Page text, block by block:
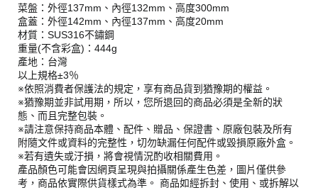
菜盤：外徑137mm、內徑132mm、高度300mm
盒蓋：外徑142mm、內徑137mm、高度20mm
材質：SUS316不鏽鋼
重量(不含彩盒)：444g
產地：台灣
以上規格±3％
※依照消費者保護法的規定，享有商品貨到猶豫期的權益。
※猶豫期並非試用期，所以，您所退回的商品必須是全新的狀
態、而且完整包裝。
※請注意保持商品本體、配件、贈品、保證書、原廠包裝及所有
附隨文件或資料的完整性，切勿缺漏任何配件或毀損原廠外盒。
※若有遺失或汙損，將會視情況酌收相關費用。
產品顏色可能會因網頁呈現與拍攝關係產生色差，圖片僅供參
考，商品依實際供貨樣式為準。 商品如經拆封、使用、或拆解以